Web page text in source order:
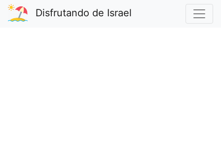
Disfrutando de Israel